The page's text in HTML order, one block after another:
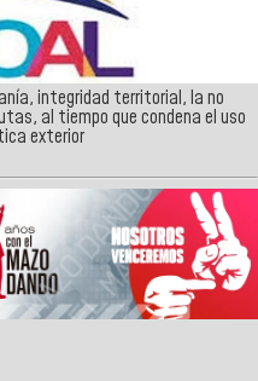
integridad territorial, la no
al tiempo que condena el uso
exterior